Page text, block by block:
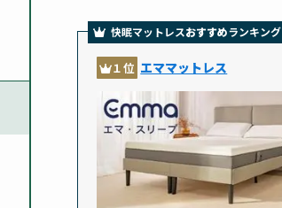
快眠マットレスおすすめランキング
１位 エママットレス